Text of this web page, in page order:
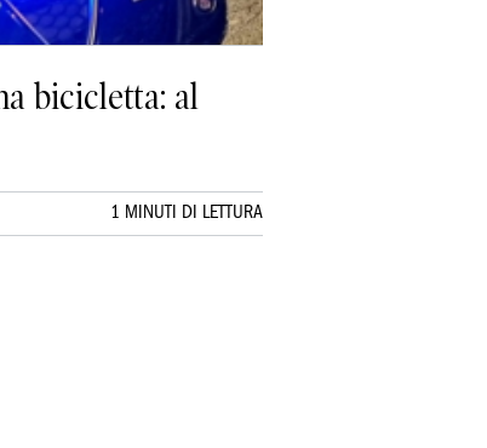
bicicletta: al
1 MINUTI DI LETTURA